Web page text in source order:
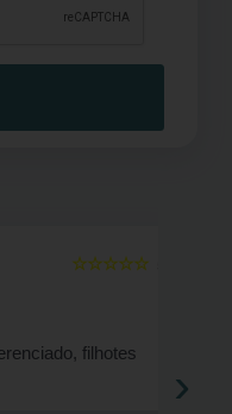
☆☆☆☆☆
filhotes
›